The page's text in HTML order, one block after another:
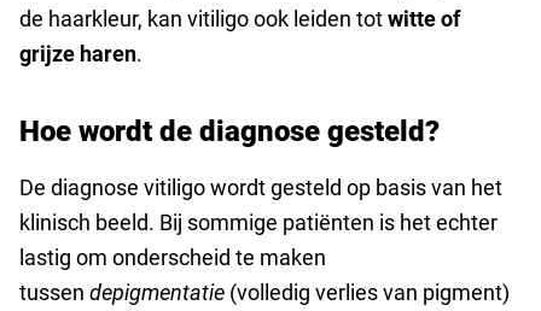
de haarkleur, kan vitiligo ook leiden totwitte of
grijze haren.
Hoe wordt de diagnose gesteld?
De diagnose vitiligo wordt gesteld op basis van het
klinisch beeld. Bij sommige patiënten is het echter
lastig om onderscheid te maken
tussen depigmentatie (volledig verlies van pigment)